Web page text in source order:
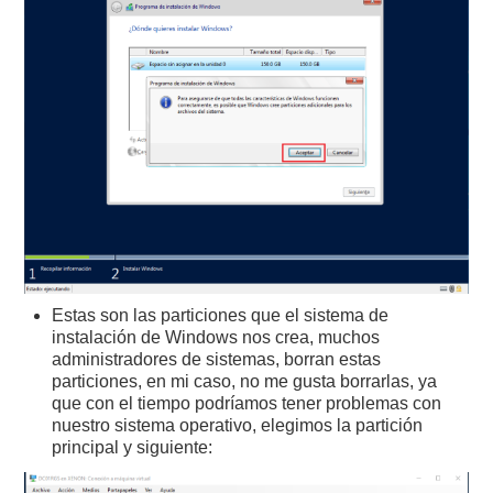
Estas son las particiones que el sistema de
instalación de Windows nos crea, muchos
administradores de sistemas, borran estas
particiones, en mi caso, no me gusta borrarlas, ya
que con el tiempo podríamos tener problemas con
nuestro sistema operativo, elegimos la partición
principal y siguiente: